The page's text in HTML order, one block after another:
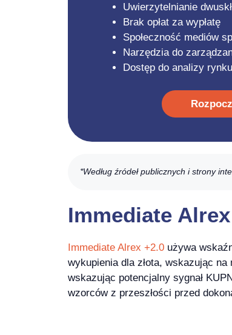
Uwierzytelnianie
Brak opłat za wypłatę
Społeczność mediów
Narzędzia do
Dostęp do analizy
*Według źródeł publicznych i strony
Immediate
Immediate Alrex +2.0 używa
wykupienia dla złota, wskazując
wskazując potencjalny sygnał
wzorców z przeszłości przed